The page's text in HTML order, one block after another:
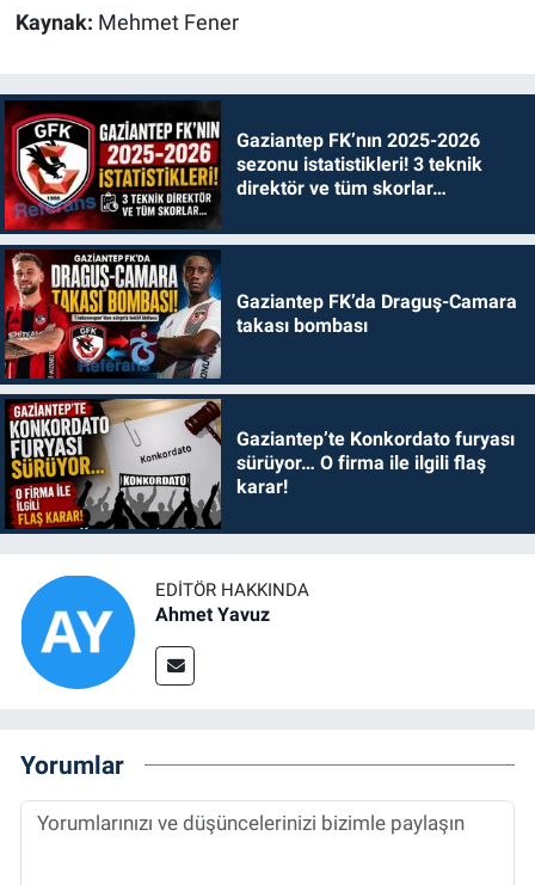
Kaynak: Mehmet Fener
Gaziantep FK’nın 2025-2026
sezonu istatistikleri! 3 teknik
direktör ve tüm skorlar…
Gaziantep FK’da Draguş-Camara
takası bombası
Gaziantep’te Konkordato furyası
sürüyor… O firma ile ilgili flaş
karar!
EDITÖR HAKKINDA
Ahmet Yavuz
Yorumlar